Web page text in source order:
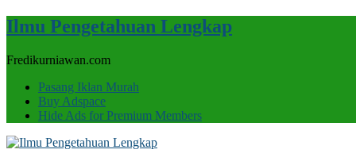
Ilmu Pengetahuan Lengkap
Fredikurniawan.com
Pasang Iklan Murah
Buy Adspace
Hide Ads for Premium Members